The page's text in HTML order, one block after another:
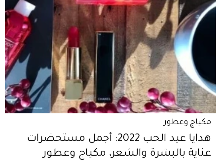
مكياج وعطور
هدايا عيد الحب 2022: أجمل مستحضرات
عناية بالبشرة والشعر، مكياج وعطور